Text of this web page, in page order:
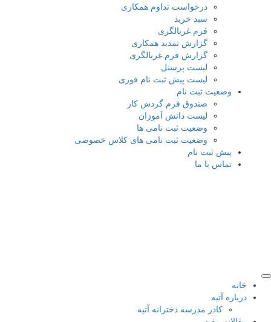
درخواست تداوم همکاری
سبد خرید
فرم غربالگری
گزارش تمدید همکاری
گزارش فرم غربالگری
لیست پرسنل
لیست پیش ثبت نام فوری
وضعیت ثبت نام
صندوق فرم گردش کار
لیست دانش آموزان
وضعیت ثبت نامی ها
وضعیت ثبت نامی های کلاس خصوصی
پیش ثبت نام
تماس با ما
خانه
درباره آتیه
کادر مدرسه دخترانه آتیه